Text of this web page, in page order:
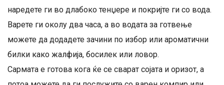
наредете ги во длабоко тенџере и покријте ги со вода.
Варете ги околу два часа, а во водата за готвење
можете да додадете зачини по избор или ароматични
билки како жалфија, босилек или ловор.
Сармата е готова кога ќе се сварат сојата и оризот, а